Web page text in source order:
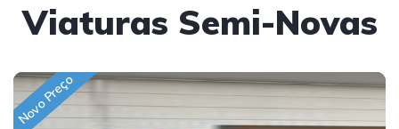
Viaturas Semi-Novas
Novo Preço